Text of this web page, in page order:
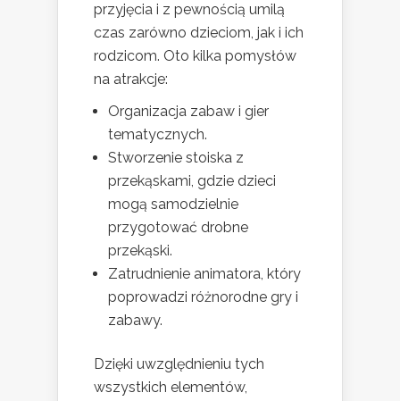
przyjęcia i z pewnością umilą
czas zarówno dzieciom, jak i ich
rodzicom. Oto kilka pomysłów
na atrakcje:
Organizacja zabaw i gier
tematycznych.
Stworzenie stoiska z
przekąskami, gdzie dzieci
mogą samodzielnie
przygotować drobne
przekąski.
Zatrudnienie animatora, który
poprowadzi różnorodne gry i
zabawy.
Dzięki uwzględnieniu tych
wszystkich elementów,